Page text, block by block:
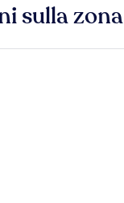
sulla zona